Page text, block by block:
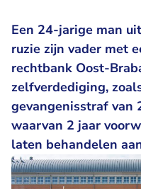
Een 24-jarige man
ruzie zijn vader met
rechtbank Oost-
zelfverdediging,
gevangenisstraf van
waarvan 2 jaar
laten behandelen